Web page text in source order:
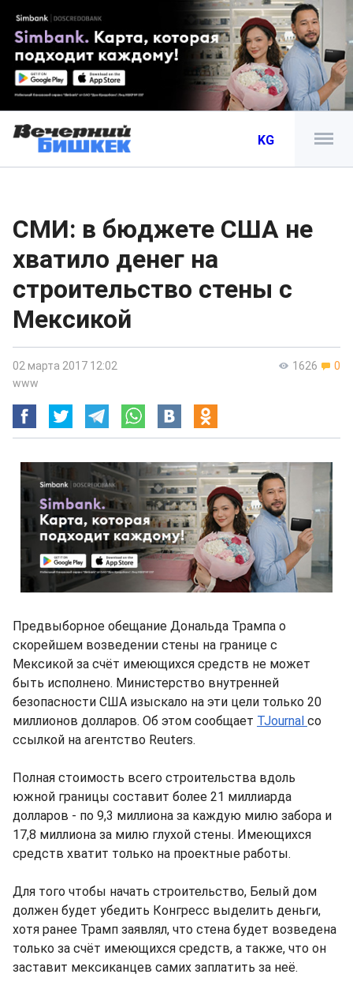
KG
СМИ: в бюджете США не
хватило денег на
строительство стены с
Мексикой
1626 0
02 марта 2017 12:02
www
Предвыборное обещание Дональда Трампа о
скорейшем возведении стены на границе с
Мексикой за счёт имеющихся средств не может
быть исполнено. Министерство внутренней
безопасности США изыскало на эти цели только 20
миллионов долларов. Об этом сообщает TJournal со
ссылкой на агентство Reuters.
Полная стоимость всего строительства вдоль
южной границы составит более 21 миллиарда
долларов - по 9,3 миллиона за каждую милю забора и
17,8 миллиона за милю глухой стены. Имеющихся
средств хватит только на проектные работы.
Для того чтобы начать строительство, Белый дом
должен будет убедить Конгресс выделить деньги,
хотя ранее Трамп заявлял, что стена будет возведена
только за счёт имеющихся средств, а также, что он
заставит мексиканцев самих заплатить за неё.